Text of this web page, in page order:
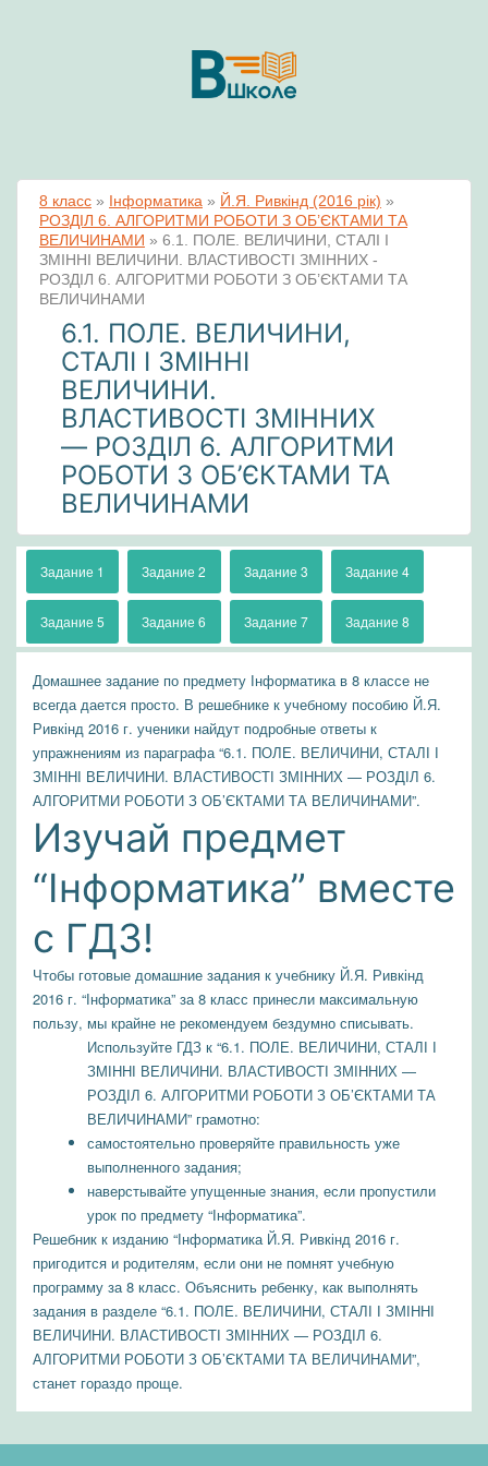
8 класс » Інформатика » Й.Я. Ривкінд (2016 рік) »
РОЗДІЛ 6. АЛГОРИТМИ РОБОТИ З ОБ’ЄКТАМИ ТА
ВЕЛИЧИНАМИ » 6.1. ПОЛЕ. ВЕЛИЧИНИ, СТАЛІ І
ЗМІННІ ВЕЛИЧИНИ. ВЛАСТИВОСТІ ЗМІННИХ -
РОЗДІЛ 6. АЛГОРИТМИ РОБОТИ З ОБ’ЄКТАМИ ТА
ВЕЛИЧИНАМИ
6.1. ПОЛЕ. ВЕЛИЧИНИ,
СТАЛІ І ЗМІННІ
ВЕЛИЧИНИ.
ВЛАСТИВОСТІ ЗМІННИХ
— РОЗДІЛ 6. АЛГОРИТМИ
РОБОТИ З ОБ’ЄКТАМИ ТА
ВЕЛИЧИНАМИ
Задание 1 Задание 2 Задание 3 Задание 4
Задание 5 Задание 6 Задание 7 Задание 8
Домашнее задание по предмету Інформатика в 8 классе не
всегда дается просто. В решебнике к учебному пособию Й.Я.
Ривкінд 2016 г. ученики найдут подробные ответы к
упражнениям из параграфа “6.1. ПОЛЕ. ВЕЛИЧИНИ, СТАЛІ І
ЗМІННІ ВЕЛИЧИНИ. ВЛАСТИВОСТІ ЗМІННИХ — РОЗДІЛ 6.
АЛГОРИТМИ РОБОТИ З ОБ’ЄКТАМИ ТА ВЕЛИЧИНАМИ”.
Изучай предмет
“Інформатика” вместе
с ГДЗ!
Чтобы готовые домашние задания к учебнику Й.Я. Ривкінд
2016 г. “Інформатика” за 8 класс принесли максимальную
пользу, мы крайне не рекомендуем бездумно списывать.
Используйте ГДЗ к “6.1. ПОЛЕ. ВЕЛИЧИНИ, СТАЛІ І
ЗМІННІ ВЕЛИЧИНИ. ВЛАСТИВОСТІ ЗМІННИХ —
РОЗДІЛ 6. АЛГОРИТМИ РОБОТИ З ОБ’ЄКТАМИ ТА
ВЕЛИЧИНАМИ” грамотно:
самостоятельно проверяйте правильность уже
выполненного задания;
наверстывайте упущенные знания, если пропустили
урок по предмету “Інформатика”.
Решебник к изданию “Інформатика Й.Я. Ривкінд 2016 г.
пригодится и родителям, если они не помнят учебную
программу за 8 класс. Объяснить ребенку, как выполнять
задания в разделе “6.1. ПОЛЕ. ВЕЛИЧИНИ, СТАЛІ І ЗМІННІ
ВЕЛИЧИНИ. ВЛАСТИВОСТІ ЗМІННИХ — РОЗДІЛ 6.
АЛГОРИТМИ РОБОТИ З ОБ’ЄКТАМИ ТА ВЕЛИЧИНАМИ”,
станет гораздо проще.